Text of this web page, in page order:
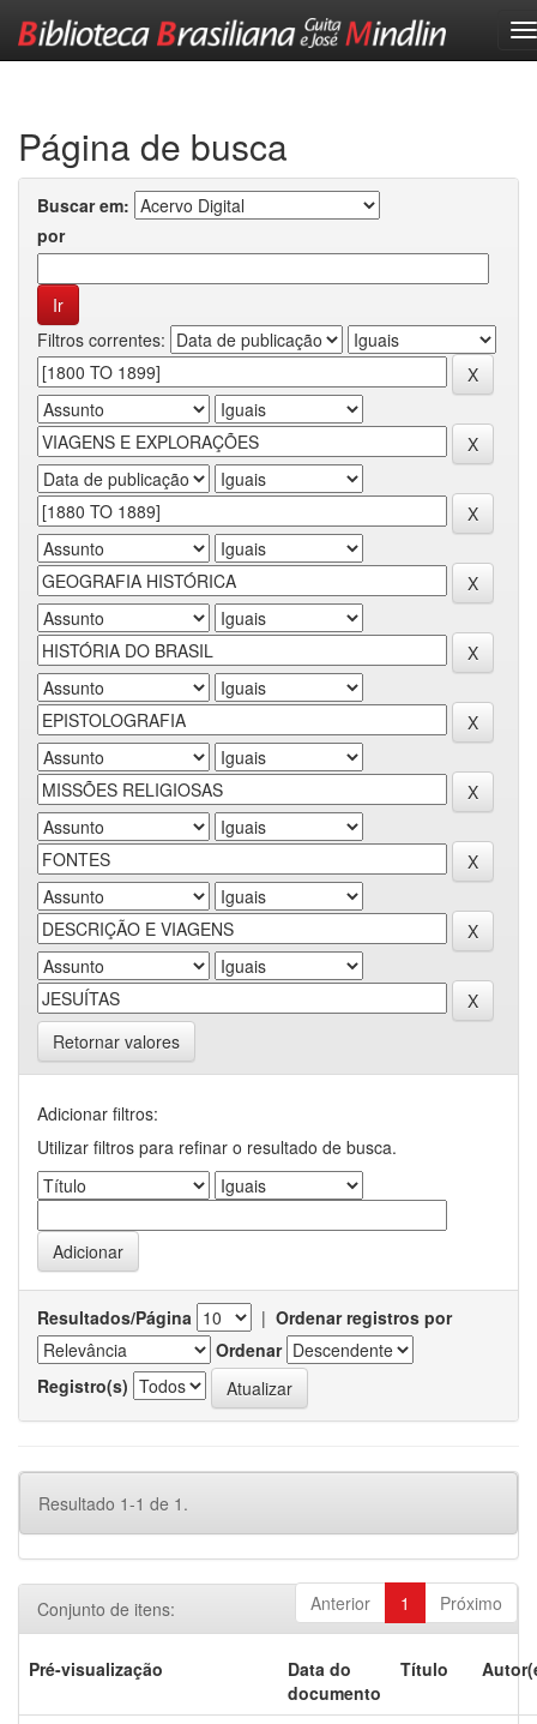
Página de busca
Buscar em:
por
Filtros correntes:
Retornar valores
Adicionar filtros:
Utilizar filtros para refinar o resultado de busca.
Resultados/Página | Ordenar registros por
Ordenar
Registro(s)
Resultado 1-1 de 1.
Anterior 1 Próximo
Conjunto de itens:
Pré-visualização
Data do
documento
Título